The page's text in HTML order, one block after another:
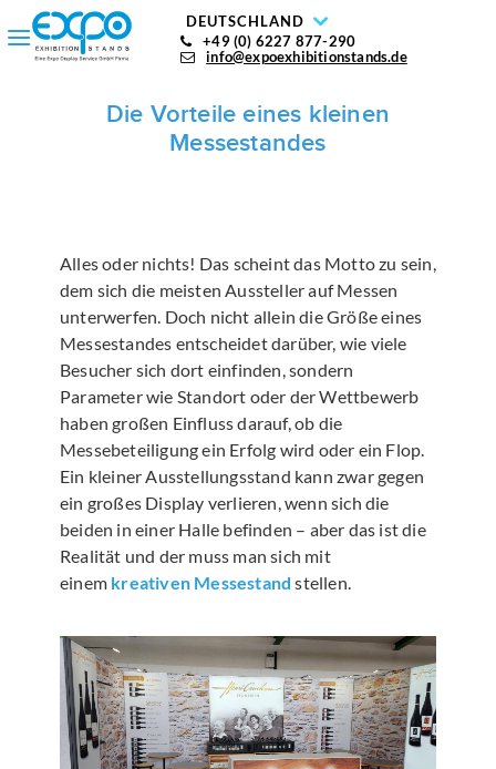
DEUTSCHLAND
+49 (0) 6227 877-290
info@expoexhibitionstands.de
Die Vorteile eines kleinen
Messestandes
Alles oder nichts! Das scheint das Motto zu sein,
dem sich die meisten Aussteller auf Messen
unterwerfen. Doch nicht allein die Größe eines
Messestandes entscheidet darüber, wie viele
Besucher sich dort einfinden, sondern
Parameter wie Standort oder der Wettbewerb
haben großen Einfluss darauf, ob die
Messebeteiligung ein Erfolg wird oder ein Flop.
Ein kleiner Ausstellungsstand kann zwar gegen
ein großes Display verlieren, wenn sich die
beiden in einer Halle befinden – aber das ist die
Realität und der muss man sich mit
einem kreativen Messestand stellen.